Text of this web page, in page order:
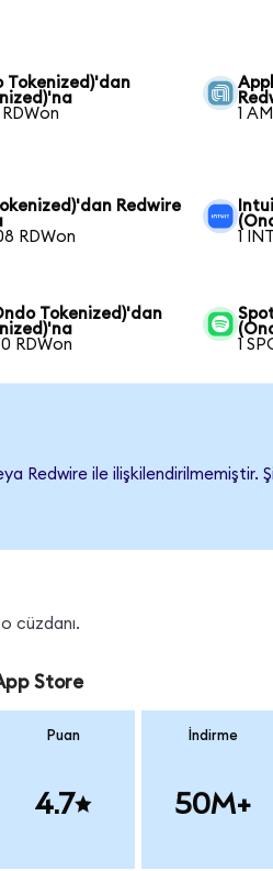
Tokenized)'dan
1
Redwire
RDWon
1
Tokenized)'dan
RDWon
1
Redwire ile ilişkilendirilmemiştir.
cüzdanı.
Store
Puan
4.7
İndirme
50M+